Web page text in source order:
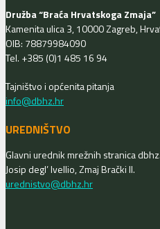
Družba “Braća Hrvatskoga Zmaja”
Kamenita ulica 3, 10000 Zagreb,
OIB: 78879984090
Tel. +385 (0)1 485 16 94
Tajništvo i općenita pitanja
info@dbhz.hr
UREDNIŠTVO
Glavni urednik mrežnih stranica
Josip degl’ Ivellio, Zmaj Brački II.
urednistvo@dbhz.hr